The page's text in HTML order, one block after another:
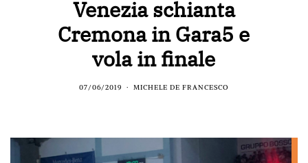
Venezia schianta
Cremona in Gara5 e
vola in finale
07/06/2019 MICHELE DE FRANCESCO